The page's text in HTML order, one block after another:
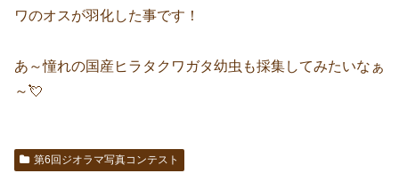
ワのオスが羽化した事です！
あ～憧れの国産ヒラタクワガタ幼虫も採集してみたいなぁ
～💘
第6回ジオラマ写真コンテスト